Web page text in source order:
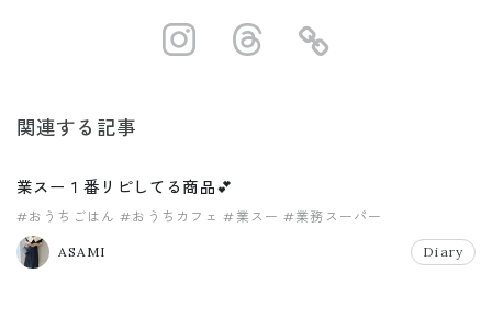
https://https://
関連する記事
業スー１番リピしてる商品💕
#おうちごはん #おうちカフェ #業スー #業務スーパー
ASAMI Diary